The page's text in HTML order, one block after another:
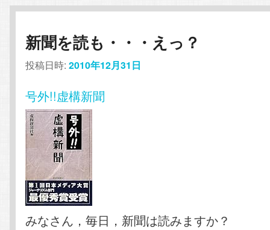
新聞を読も・・・えっ？
投稿日時:2010年12月31日
号外!!虚構新聞
みなさん，毎日，新聞は読みますか？